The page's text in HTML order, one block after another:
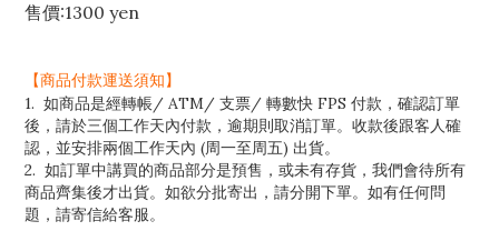
售價:1300 yen
【商品付款運送須知】
1. 如商品是經轉帳/ ATM/ 支票/ 轉數快 FPS 付款，確認訂單
後，請於三個工作天內付款，逾期則取消訂單。收款後跟客人確
認，並安排兩個工作天內 (周一至周五) 出貨。
2. 如訂單中講買的商品部分是預售，或未有存貨，我們會待所有
商品齊集後才出貨。如欲分批寄出，請分開下單。如有任何問
題，請寄信給客服。